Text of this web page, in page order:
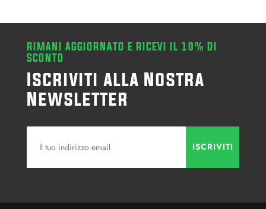
RIMANI AGGIORNATO E RICEVI IL 10% DI
SCONTO
Iscriviti alla Nostra
Newsletter